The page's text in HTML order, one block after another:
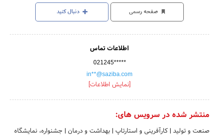
صفحه رسمی دنبال کنید
اطلاعات تماس
021245*****
in**@saziba.com
[نمایش اطلاعات]
منتشر شده در سرویس های:
صنعت و تولید | کارآفرینی و استارتاپ | بهداشت و درمان | جشنواره، نمایشگاه